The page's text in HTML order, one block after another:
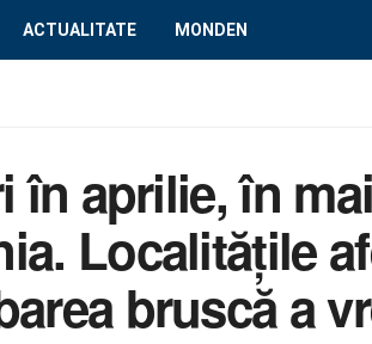
ACTUALITATE MONDEN
în aprilie, în
Localitățile
bruscă a